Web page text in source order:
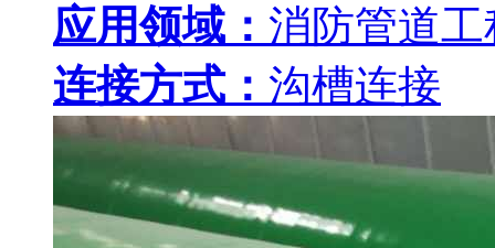
应用领域： 消防管道工
连接方式： 沟槽连接